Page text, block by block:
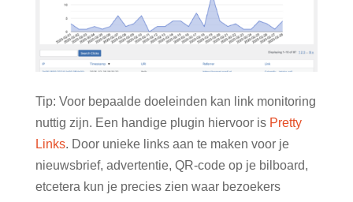
Tip: Voor bepaalde doeleinden kan link monitoring
nuttig zijn. Een handige plugin hiervoor is Pretty
Links. Door unieke links aan te maken voor je
nieuwsbrief, advertentie, QR-code op je bilboard,
etcetera kun je precies zien waar bezoekers